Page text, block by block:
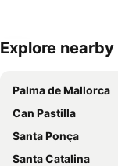
Explore
Palma de Mallorca
Can Pastilla
Santa Ponça
Santa Catalina